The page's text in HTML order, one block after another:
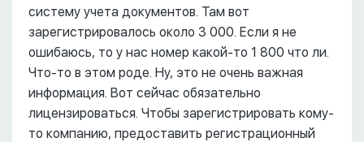
систему учета документов. Там вот
зарегистрировалось около 3 000. Если я не
ошибаюсь, то у нас номер какой-то 1 800 что ли.
Что-то в этом роде. Ну, это не очень важная
информация. Вот сейчас обязательно
лицензироваться. Чтобы зарегистрировать кому-
то компанию, предоставить регистрационный